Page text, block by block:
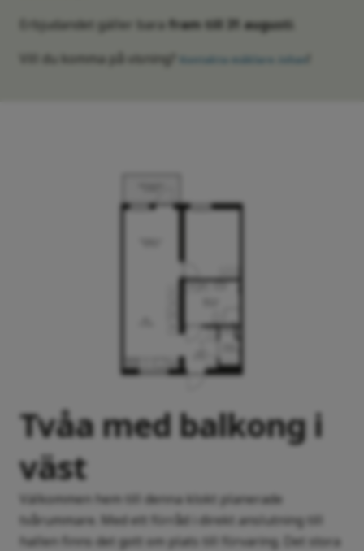
Erbjudandet gäller bara fram till 31 augusti
Vill du komma på visning?
Kontakta mäklare Johan
Tvåa med balkong i
väst
Välkommen hem till denna klokt planerade
tvårummare. Med ett förråd i direkt anslutning till
hallen finns det gott om plats till förvaring. Det stora